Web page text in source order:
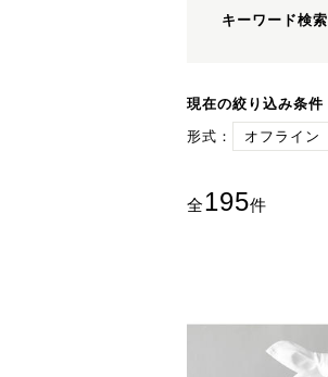
キーワード検索
現在の絞り込み条件
形式：
オフライン
全195件